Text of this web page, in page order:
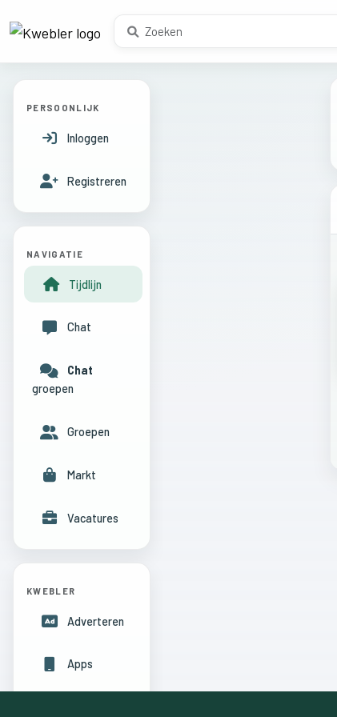
PERSOONLIJK
Inloggen
Registreren
NAVIGATIE
Tijdlijn
Chat
Chat
groepen
Groepen
Markt
Vacatures
KWEBLER
Adverteren
Apps